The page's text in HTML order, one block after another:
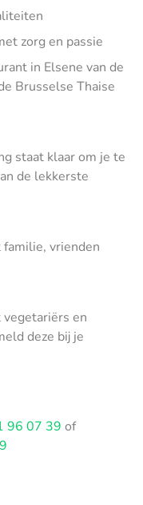
zorg en passie
in Elsene van de
Brusselse Thaise
staat klaar om je te
de lekkerste
vrienden
en
deze bij je
96 07 39 of